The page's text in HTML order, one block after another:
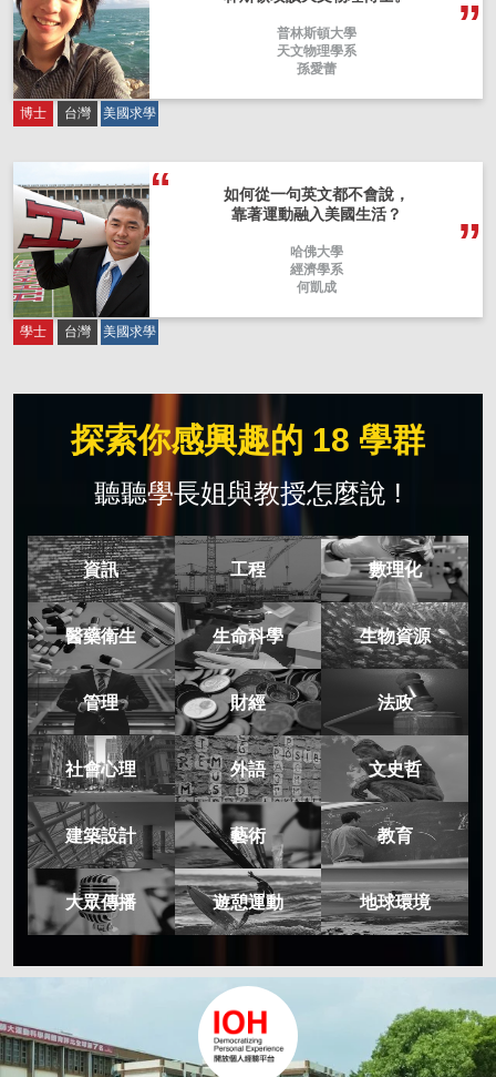
普林斯頓大學
天文物理學系
孫愛蕾
博士 台灣 美國求學
如何從一句英文都不會說，
靠著運動融入美國生活？
哈佛大學
經濟學系
何凱成
學士 台灣 美國求學
探索你感興趣的 18 學群
聽聽學長姐與教授怎麼說 !
資訊 工程 數理化
醫藥衛生 生命科學 生物資源
管理 財經 法政
社會心理 外語 文史哲
建築設計 藝術 教育
大眾傳播 遊憩運動 地球環境